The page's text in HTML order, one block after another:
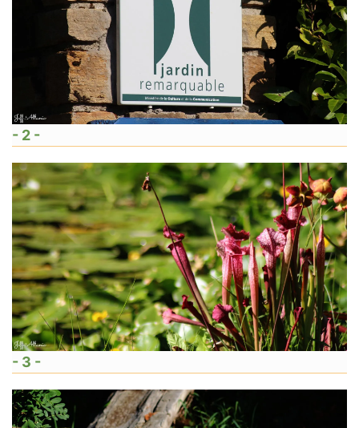
- 2 -
- 3 -